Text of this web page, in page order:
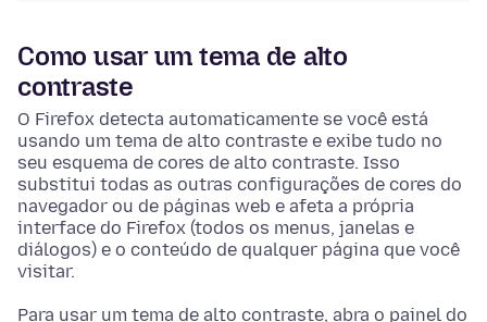
Como usar um tema de alto
contraste
O Firefox detecta automaticamente se você está
usando um tema de alto contraste e exibe tudo no
seu esquema de cores de alto contraste. Isso
substitui todas as outras configurações de cores do
navegador ou de páginas web e afeta a própria
interface do Firefox (todos os menus, janelas e
diálogos) e o conteúdo de qualquer página que você
visitar.
Para usar um tema de alto contraste, abra o painel do